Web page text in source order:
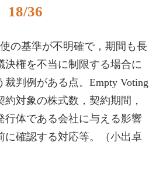
18/36
基準が不明確で，期間も長
決権を不当に制限する場合に
判例がある点。Empty Voting
対象の株式数，契約期間，
行体である会社に与える影響
に確認する対応等。（小出卓